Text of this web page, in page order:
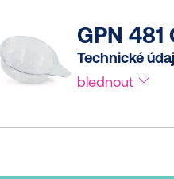
GPN
Technické
blednout